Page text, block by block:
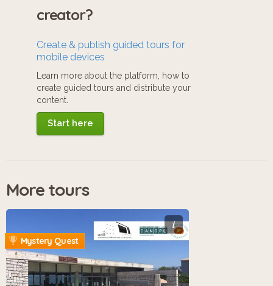
creator?
Create & publish guided tours for
mobile devices
Learn more about the platform, how to
create guided tours and distribute your
content.
Start here
More tours
i
Mystery Quest